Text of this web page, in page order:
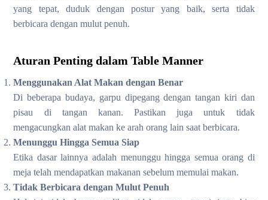
yang tepat, duduk dengan postur yang baik, serta tidak
berbicara dengan mulut penuh.
Aturan Penting dalam Table Manner
Menggunakan Alat Makan dengan Benar
Di beberapa budaya, garpu dipegang dengan tangan kiri dan
pisau di tangan kanan. Pastikan juga untuk tidak
mengacungkan alat makan ke arah orang lain saat berbicara.
Menunggu Hingga Semua Siap
Etika dasar lainnya adalah menunggu hingga semua orang di
meja telah mendapatkan makanan sebelum memulai makan.
Tidak Berbicara dengan Mulut Penuh